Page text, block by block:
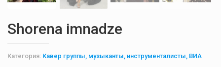
Shorena imnadze
Категория: Кавер группы, музыканты, инструменталисты, ВИА